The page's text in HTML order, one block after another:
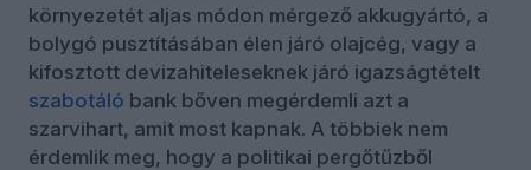
környezetét aljas módon mérgező akkugyártó, a
bolygó pusztításában élen járó olajcég, vagy a
kifosztott devizahiteleseknek járó igazságtételt
szabotáló bank bőven megérdemli azt a
szarvihart, amit most kapnak. A többiek nem
érdemlik meg, hogy a politikai pergőtűzből